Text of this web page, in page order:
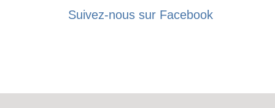
RECEVEZ
Suivez-nous sur Facebook